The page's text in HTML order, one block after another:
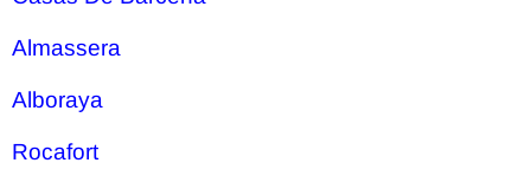
Almassera
Alboraya
Rocafort